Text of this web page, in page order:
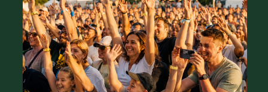
Активности, где дети и родители
участвуют вместе, проходят
задания, играют и получают
подарки.
Колесо Фортуны
Розыгрыш призов, активности и
сюрпризы от партнёров